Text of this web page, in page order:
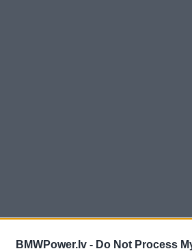
BMWPower.lv - Do Not Process